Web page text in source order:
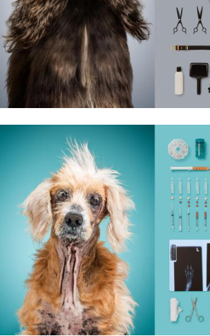
& Living 40.
„Dom bardziej
Twój. Odważ się
urządzić go
inaczej. Kolor,
sztuka i
rzemiosło jako
punkt wyjścia
do wnętrz
pełnych